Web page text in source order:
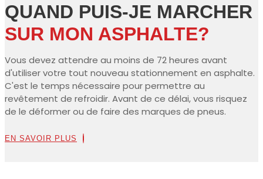
QUAND PUIS-JE MARCHER
SUR MON ASPHALTE?
Vous devez attendre au moins de 72 heures avant
d'utiliser votre tout nouveau stationnement en asphalte.
C'est le temps nécessaire pour permettre au
revêtement de refroidir. Avant de ce délai, vous risquez
de le déformer ou de faire des marques de pneus.
EN SAVOIR PLUS